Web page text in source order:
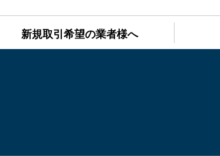
新規取引希望の業者様へ